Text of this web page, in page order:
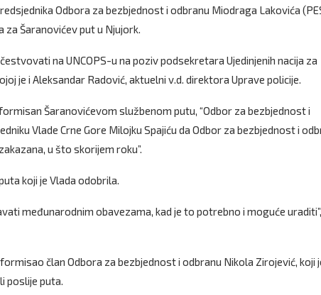
Odbora za bezbjednost i odbranu Miodraga Lakovića
za Šaranovićev put u Njujork.
na UNCOPS-u na poziv podsekretara Ujedinjenih nacija za
je i Aleksandar Radović, aktuelni v.d. direktora Uprave policije.
Šaranovićevom službenom putu, “Odbor za bezbjednost i
Vlade Crne Gore Milojku Spajiću da Odbor za bezbjednost i
u što skorijem roku”.
koji je Vlada odobrila.
međunarodnim obavezama, kad je to potrebno i moguće uraditi”,
član Odbora za bezbjednost i odbranu Nikola Zirojević, koji
poslije puta.